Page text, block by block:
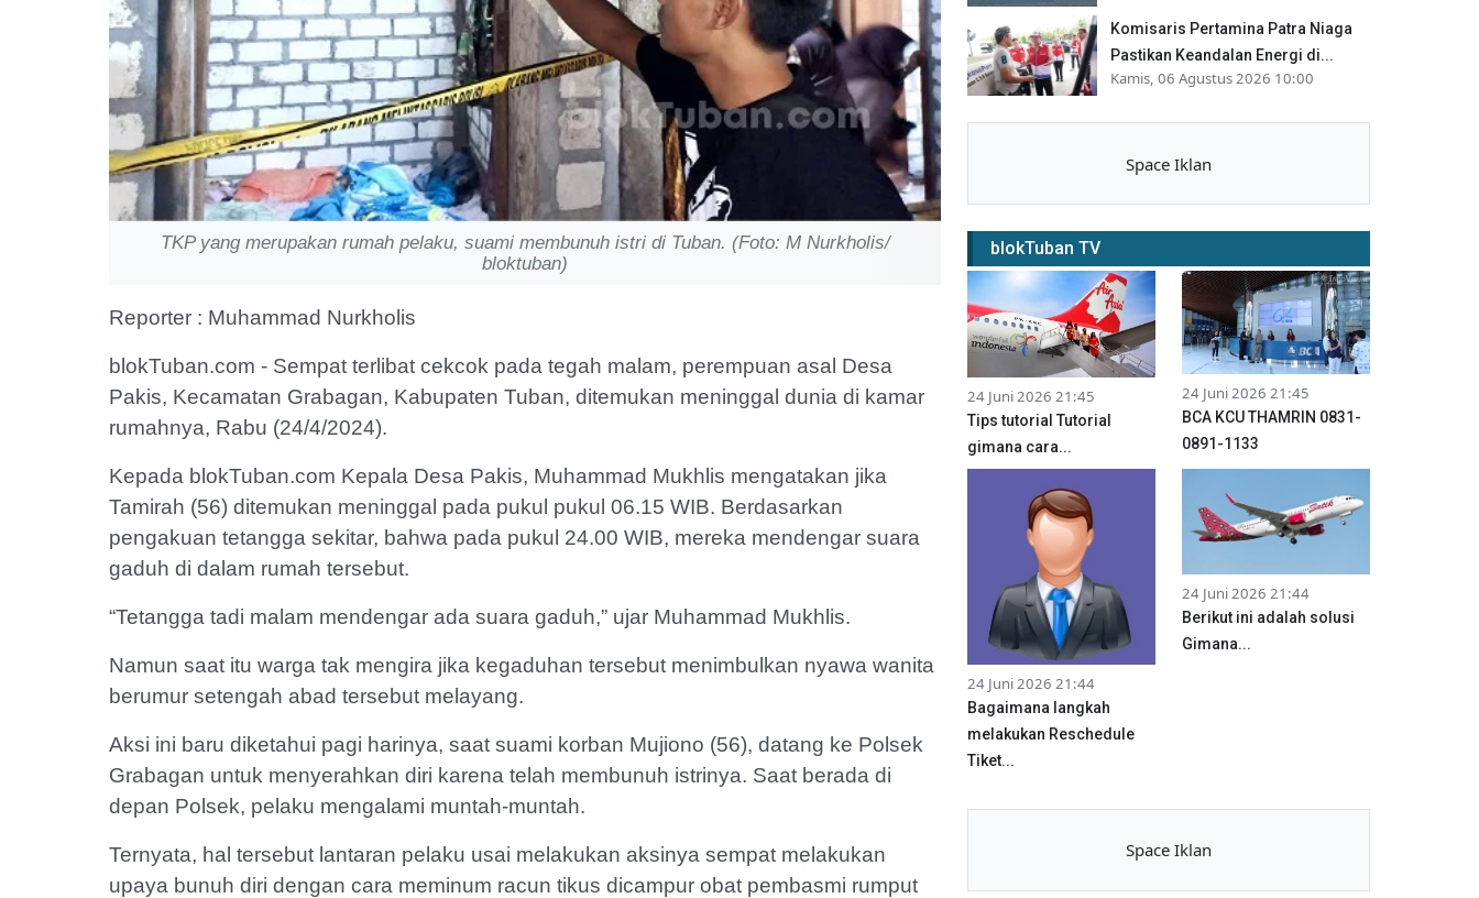
TKP yang merupakan rumah pelaku, suami membunuh istri di Tuban. (Foto: M Nurkholis/
bloktuban)
Reporter : Muhammad Nurkholis
blokTuban.com - Sempat terlibat cekcok pada tegah malam, perempuan asal Desa
Pakis, Kecamatan Grabagan, Kabupaten Tuban, ditemukan meninggal dunia di kamar
rumahnya, Rabu (24/4/2024).
Kepada blokTuban.com Kepala Desa Pakis, Muhammad Mukhlis mengatakan jika
Tamirah (56) ditemukan meninggal pada pukul pukul 06.15 WIB. Berdasarkan
pengakuan tetangga sekitar, bahwa pada pukul 24.00 WIB, mereka mendengar suara
gaduh di dalam rumah tersebut.
“Tetangga tadi malam mendengar ada suara gaduh,” ujar Muhammad Mukhlis.
Namun saat itu warga tak mengira jika kegaduhan tersebut menimbulkan nyawa wanita
berumur setengah abad tersebut melayang.
Aksi ini baru diketahui pagi harinya, saat suami korban Mujiono (56), datang ke Polsek
Grabagan untuk menyerahkan diri karena telah membunuh istrinya. Saat berada di
depan Polsek, pelaku mengalami muntah-muntah.
Ternyata, hal tersebut lantaran pelaku usai melakukan aksinya sempat melakukan
upaya bunuh diri dengan cara meminum racun tikus dicampur obat pembasmi rumput
Komisaris Pertamina Patra Niaga
Pastikan Keandalan Energi di...
Kamis, 06 Agustus 2026 10:00
Space Iklan
blokTuban TV
24 Juni 2026 21:45
Tips tutorial Tutorial
gimana cara...
24 Juni 2026 21:45
BCA KCU THAMRIN 0831-
0891-1133
24 Juni 2026 21:44
Bagaimana langkah
melakukan Reschedule
Tiket...
24 Juni 2026 21:44
Berikut ini adalah solusi
Gimana...
Space Iklan